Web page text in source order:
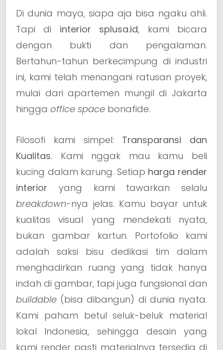
Di dunia maya, siapa aja bisa ngaku ahli.
Tapi di interior splusa.id, kami bicara
dengan bukti dan pengalaman.
Bertahun-tahun berkecimpung di industri
ini, kami telah menangani ratusan proyek,
mulai dari apartemen mungil di Jakarta
hingga office space bonafide.
Filosofi kami simpel: Transparansi dan
Kualitas. Kami nggak mau kamu beli
kucing dalam karung. Setiap harga render
interior yang kami tawarkan selalu
breakdown-nya jelas. Kamu bayar untuk
kualitas visual yang mendekati nyata,
bukan gambar kartun. Portofolio kami
adalah saksi bisu dedikasi tim dalam
menghadirkan ruang yang tidak hanya
indah di gambar, tapi juga fungsional dan
buildable (bisa dibangun) di dunia nyata.
Kami paham betul seluk-beluk material
lokal Indonesia, sehingga desain yang
kami render pasti materialnya tersedia di